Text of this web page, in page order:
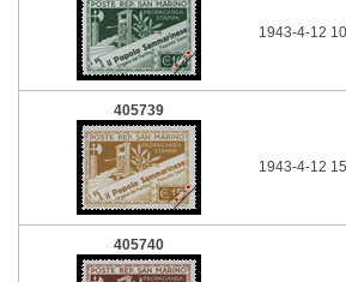
1943-4-12
405739
1943-4-12
405740